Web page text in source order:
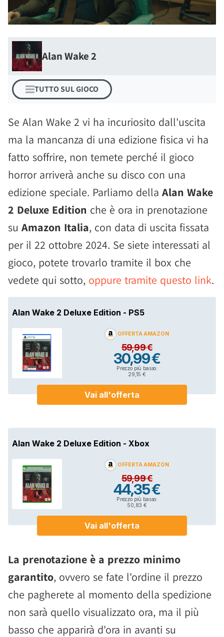
Alan Wake 2
TUTTO SUL GIOCO
Se Alan Wake 2 vi ha incuriosito dall'uscita
ma la mancanza di una edizione fisica vi ha
fatto soffrire, non temete perché il gioco
horror arriverà anche su disco con una
edizione speciale. Parliamo della Alan Wake
2 Deluxe Edition che è ora in prenotazione
su Amazon Italia, con data di uscita fissata
per il 22 ottobre 2024. Se siete interessati al
gioco, potete trovarlo tramite il box che
vedete qui sotto, oppure tramite questo link.
La prenotazione è a prezzo minimo
garantito, ovvero se fate l'ordine il prezzo
che pagherete al momento della spedizione
non sarà quello visualizzato ora, ma il più
basso che apparirà d'ora in avanti su